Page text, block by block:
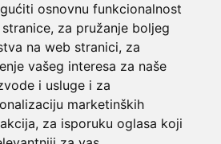
osnovnu funkcionalnost
, za pružanje boljeg
na web stranici, za
vašeg interesa za naše
i usluge i za
marketinških
, za isporuku oglasa koji
plaćanje